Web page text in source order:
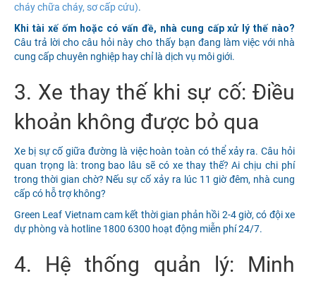
cháy chữa cháy, sơ cấp cứu).
Khi tài xế ốm hoặc có vấn đề, nhà cung cấp xử lý thế nào?
Câu trả lời cho câu hỏi này cho thấy bạn đang làm việc với nhà
cung cấp chuyên nghiệp hay chỉ là dịch vụ môi giới.
3. Xe thay thế khi sự cố: Điều
khoản không được bỏ qua
Xe bị sự cố giữa đường là việc hoàn toàn có thể xảy ra. Câu hỏi
quan trọng là: trong bao lâu sẽ có xe thay thế? Ai chịu chi phí
trong thời gian chờ? Nếu sự cố xảy ra lúc 11 giờ đêm, nhà cung
cấp có hỗ trợ không?
Green Leaf Vietnam cam kết thời gian phản hồi 2-4 giờ, có đội xe
dự phòng và hotline 1800 6300 hoạt động miễn phí 24/7.
4. Hệ thống quản lý: Minh